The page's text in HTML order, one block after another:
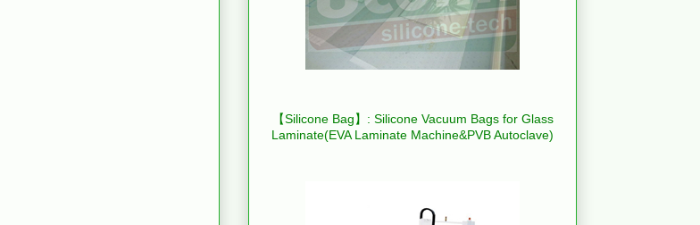
【Silicone Bag】: Silicone Vacuum Bags for Glass
Laminate(EVA Laminate Machine&PVB Autoclave)